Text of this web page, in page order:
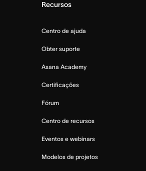
Recursos
Centro de ajuda
Obter suporte
Asana Academy
Certificações
Fórum
Centro de recursos
Eventos e webinars
Modelos de projetos